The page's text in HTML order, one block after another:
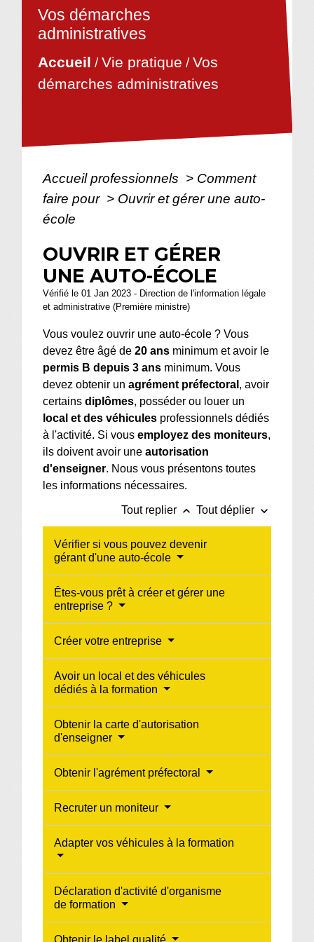
Vos démarches
administratives
Accueil /Vie pratique /Vos
démarches administratives
Accueil professionnels > Comment
faire pour > Ouvrir et gérer une auto-
école
OUVRIR ET GÉRER
UNE AUTO-ÉCOLE
Vérifié le 01 Jan 2023 - Direction de l'information légale
et administrative (Première ministre)
Vous voulez ouvrir une auto-école ? Vous
devez être âgé de20 ans minimum et avoir le
permis B depuis 3 ans minimum. Vous
devez obtenir unagrément préfectoral , avoir
certainsdiplômes, posséder ou louer un
local et des véhicules professionnels dédiés
à l'activité. Si vousemployez des moniteurs,
ils doivent avoir uneautorisation
d'enseigner. Nous vous présentons toutes
les informations nécessaires.
Tout replier keyboard_arrow_up Tout déplier keyboard_arrow_down
Vérifier si vous pouvez devenir
gérant d'une auto-école
Êtes-vous prêt à créer et gérer une
entreprise ?
Créer votre entreprise
Avoir un local et des véhicules
dédiés à la formation
Obtenir la carte d'autorisation
d'enseigner
Obtenir l'agrément préfectoral
Recruter un moniteur
Adapter vos véhicules à la formation
Déclaration d'activité d'organisme
de formation
Obtenir le label qualité